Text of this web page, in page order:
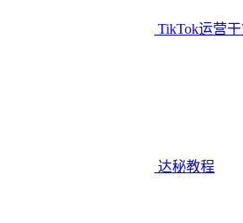
TikTok运营
达秘教程